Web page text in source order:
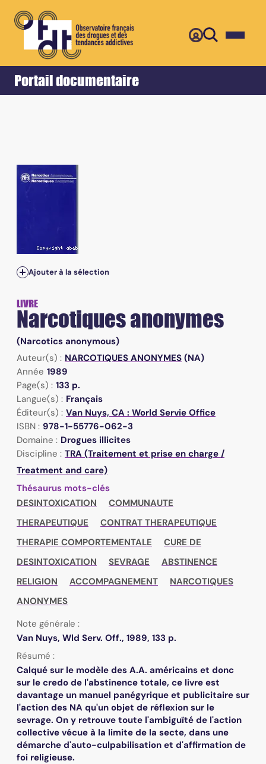
Portail documentaire
Accueil Retour
Ajouter à la sélection
LIVRE
Narcotiques anonymes
(Narcotics anonymous)
Auteur(s) : NARCOTIQUES ANONYMES (NA)
Année 1989
Page(s) : 133 p.
Langue(s) : Français
Éditeur(s) : Van Nuys, CA : World Servie Office
ISBN : 978-1-55776-062-3
Domaine : Drogues illicites
Discipline : TRA (Traitement et prise en charge /
Treatment and care)
Thésaurus mots-clés
DESINTOXICATION
COMMUNAUTE
THERAPEUTIQUE
CONTRAT THERAPEUTIQUE
THERAPIE COMPORTEMENTALE
CURE DE
DESINTOXICATION
SEVRAGE
ABSTINENCE
RELIGION
ACCOMPAGNEMENT
NARCOTIQUES
ANONYMES
Note générale :
Van Nuys, Wld Serv. Off., 1989, 133 p.
Résumé :
Calqué sur le modèle des A.A. américains et donc
sur le credo de l'abstinence totale, ce livre est
davantage un manuel panégyrique et publicitaire sur
l'action des NA qu'un objet de réflexion sur le
sevrage. On y retrouve toute l'ambiguïté de l'action
collective vécue à la limite de la secte, dans une
démarche d'auto-culpabilisation et d'affirmation de
foi religieuse.